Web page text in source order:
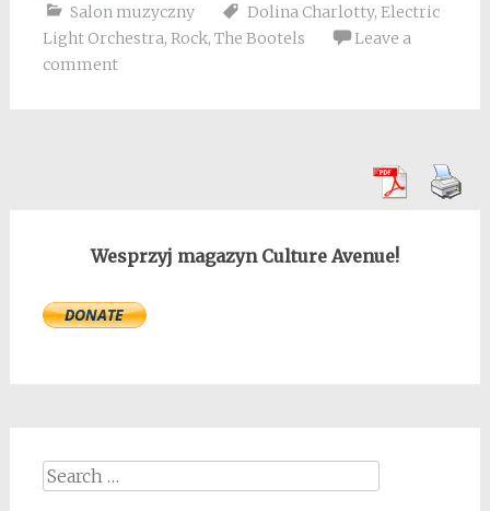
Salon muzyczny Dolina Charlotty, Electric
Light Orchestra, Rock, The Bootels
Leave a
comment
Wesprzyj magazyn Culture Avenue!
Search
for: